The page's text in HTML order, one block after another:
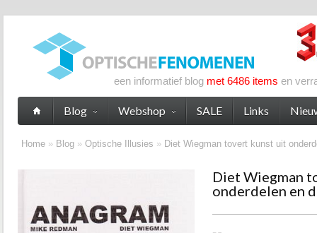
een informatief blog met 6486 items en
Home » Blog » Optische Illusies » Diet Wiegman tovert kunst uit
Diet Wiegman
onderdelen en
Blog Webshop SALE Links